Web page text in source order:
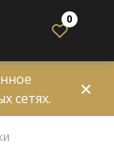
0
сетях.
✕